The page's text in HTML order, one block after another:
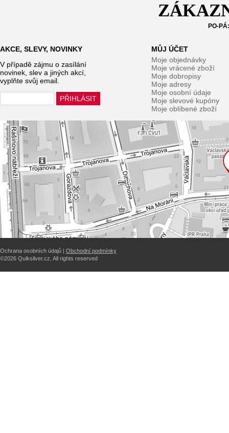
PO-
AKCE, SLEVY, NOVINKY
V případě zájmu o zasílání
novinek, slev a jiných akcí,
vyplňte svůj email.
MŮJ ÚČET
Moje objednávky
Moje vrácené zboží
Moje dobropisy
Moje adresy
Moje osobní údaje
Moje slevové kupóny
Moje oblíbené zboží
Ochrana osobních údajů | Obchodní podmínky
©2026 Quiksilver.cz, All rights reserved